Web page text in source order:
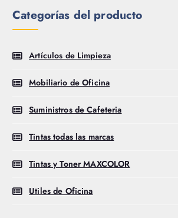
Categorías del producto
Artículos de Limpieza
Mobiliario de Oficina
Suministros de Cafeteria
Tintas todas las marcas
Tintas y Toner MAXCOLOR
Utiles de Oficina